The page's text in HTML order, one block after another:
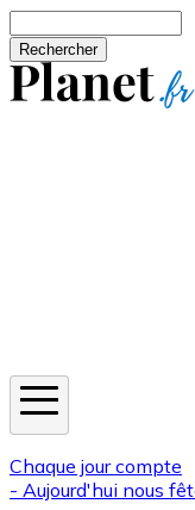
Chaque jour compte
- Aujourd'hui nous